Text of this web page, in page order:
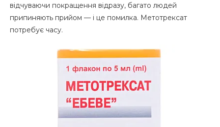
відчуваючи покращення відразу, багато людей
припиняють прийом — і це помилка. Метотрексат
потребує часу.